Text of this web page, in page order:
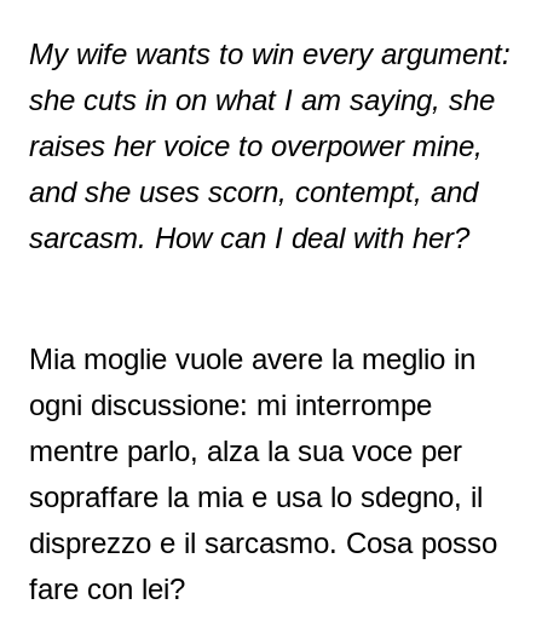
My wife wants to win every argument:
she cuts in on what I am saying, she
raises her voice to overpower mine,
and she uses scorn, contempt, and
sarcasm. How can I deal with her?
Mia moglie vuole avere la meglio in
ogni discussione: mi interrompe
mentre parlo, alza la sua voce per
sopraffare la mia e usa lo sdegno, il
disprezzo e il sarcasmo. Cosa posso
fare con lei?